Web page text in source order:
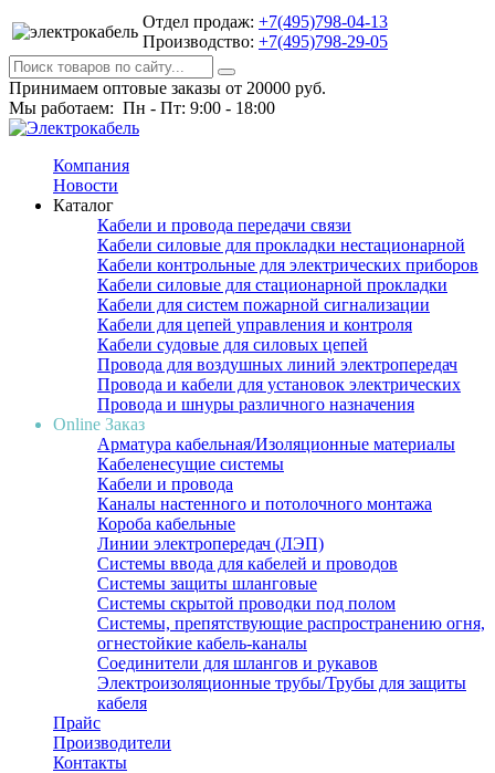
Отдел продаж: +7(495)798-04-13
Производство: +7(495)798-29-05
Принимаем оптовые заказы от 20000 руб.
Мы работаем: Пн - Пт: 9:00 - 18:00
Компания
Новости
Каталог
Кабели и провода передачи связи
Кабели силовые для прокладки нестационарной
Кабели контрольные для электрических приборов
Кабели силовые для стационарной прокладки
Кабели для систем пожарной сигнализации
Кабели для цепей управления и контроля
Кабели судовые для силовых цепей
Провода для воздушных линий электропередач
Провода и кабели для установок электрических
Провода и шнуры различного назначения
Online Заказ
Арматура кабельная/Изоляционные материалы
Кабеленесущие системы
Кабели и провода
Каналы настенного и потолочного монтажа
Короба кабельные
Линии электропередач (ЛЭП)
Системы ввода для кабелей и проводов
Системы защиты шланговые
Системы скрытой проводки под полом
Системы, препятствующие распространению огня,
огнестойкие кабель-каналы
Соединители для шлангов и рукавов
Электроизоляционные трубы/Трубы для защиты
кабеля
Прайс
Производители
Контакты